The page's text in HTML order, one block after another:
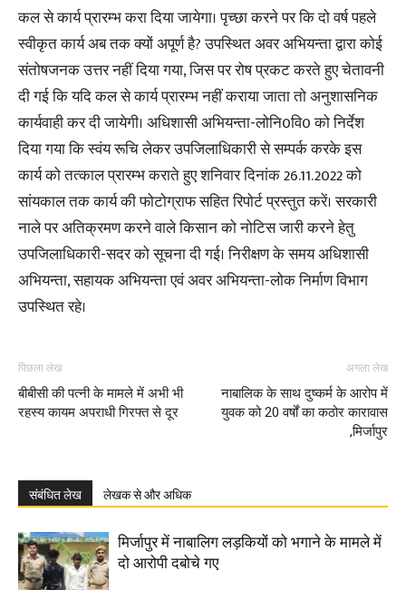
कल से कार्य प्रारम्भ करा दिया जायेगा। पृच्छा करने पर कि दो वर्ष पहले
स्वीकृत कार्य अब तक क्यों अपूर्ण है? उपस्थित अवर अभियन्ता द्वारा कोई
संतोषजनक उत्तर नहीं दिया गया, जिस पर रोष प्रकट करते हुए चेतावनी
दी गई कि यदि कल से कार्य प्रारम्भ नहीं कराया जाता तो अनुशासनिक
कार्यवाही कर दी जायेगी। अधिशासी अभियन्ता-लोनि0वि0 को निर्देश
दिया गया कि स्वंय रूचि लेकर उपजिलाधिकारी से सम्पर्क करके इस
कार्य को तत्काल प्रारम्भ कराते हुए शनिवार दिनांक 26.11.2022 को
सांयकाल तक कार्य की फोटोग्राफ सहित रिपोर्ट प्रस्तुत करें। सरकारी
नाले पर अतिक्रमण करने वाले किसान को नोटिस जारी करने हेतु
उपजिलाधिकारी-सदर को सूचना दी गई। निरीक्षण के समय अधिशासी
अभियन्ता, सहायक अभियन्ता एवं अवर अभियन्ता-लोक निर्माण विभाग
उपस्थित रहे।
पिछला लेख
बीबीसी की पत्नी के मामले में अभी भी
रहस्य कायम अपराधी गिरफ्त से दूर
अगला लेख
नाबालिक के साथ दुष्कर्म के आरोप में
युवक को 20 वर्षों का कठोर कारावास
,मिर्जापुर
संबंधित लेख लेखक से और अधिक
मिर्जापुर में नाबालिग लड़कियों को भगाने के मामले में
दो आरोपी दबोचे गए